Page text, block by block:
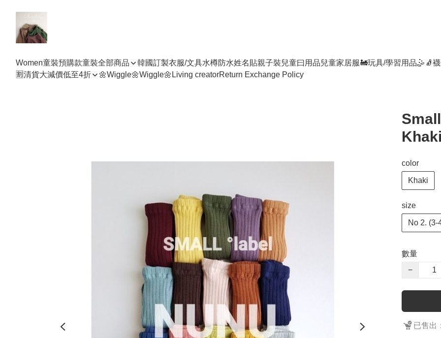
Women童裝預購款童裝全部商品 韓國訂製衣服/文具水樽防水姓名貼親子裝兒童曰用品兒童家居服🚂玩具/學習用品🤹 🧦
🈹清貨大減價低至4折
🌼Wiggle🌼Wiggle🌼 Living creatorReturn Exchange Policy
color
Khaki
size
No 2. (3-
數量
−
已售出